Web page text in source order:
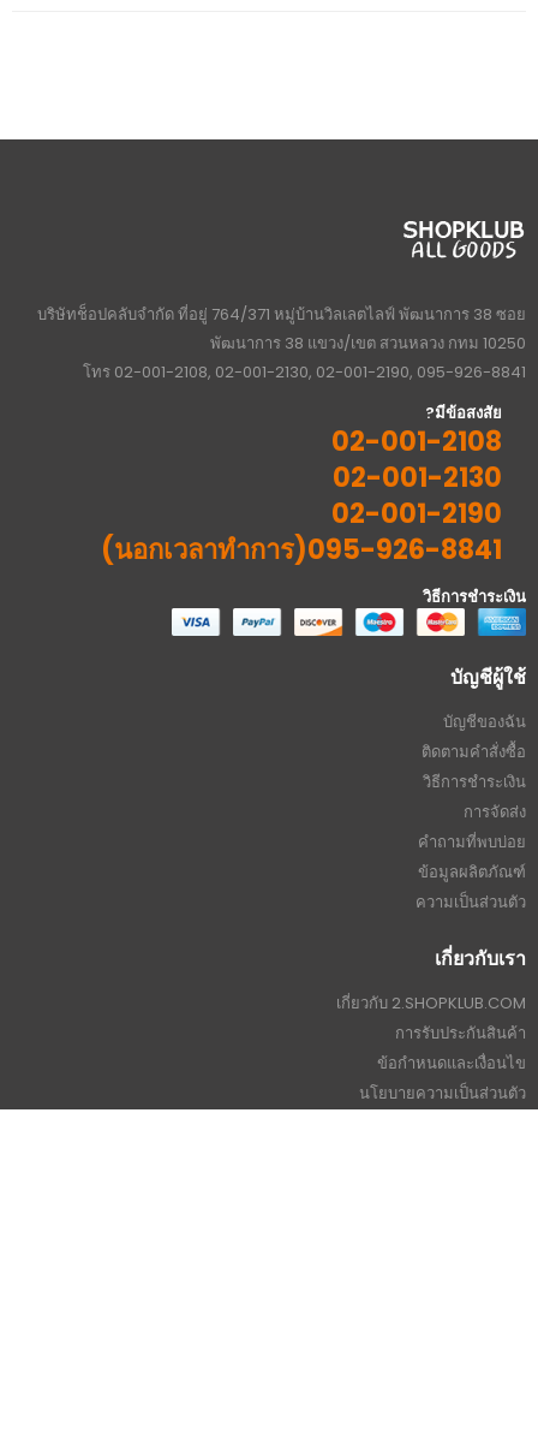
ความเป็นส่วนตัว
เกี่ยวกับ 2.SHOPKLUB.COM
การรับประกันสินค้า
ข้อกำหนดและเงื่อนไข
นโยบายความเป็นส่วนตัว
การคืนสินค้า
ระยะเวลาการดำเนินการ
แผนผังเว็บไซต์
จุดเด่น
ขอใบเสนอราคา
ออกใบกำกับภาษี
ส่งด่วนภายในวัน **
ทดลองสินค้า เช็คสินค้า
ส่งสินค้ามาให้เทส
© 2.shopklub.com 2025. All Rights Reserved